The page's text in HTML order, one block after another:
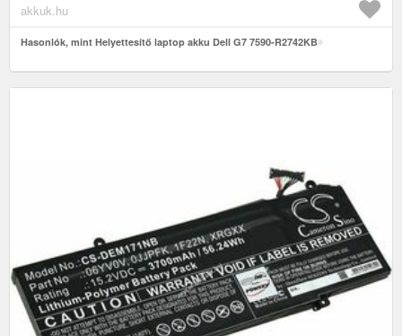
akkuk.hu
Hasonlók, mint Helyettesítő laptop akku Dell G7 7590-R2742KB